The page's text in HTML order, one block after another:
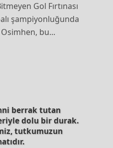
şampiyonluğunda
bu...
berrak tutan
dolu bir durak.
tutkumuzun